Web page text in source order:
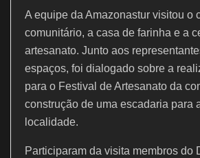
A equipe da Amazonastur visitou o
comunitário, a casa de farinha e a
artesanato. Junto aos
espaços, foi dialogado sobre a
para o Festival de Artesanato da
construção de uma escadaria para
localidade.
Participaram da visita membros do